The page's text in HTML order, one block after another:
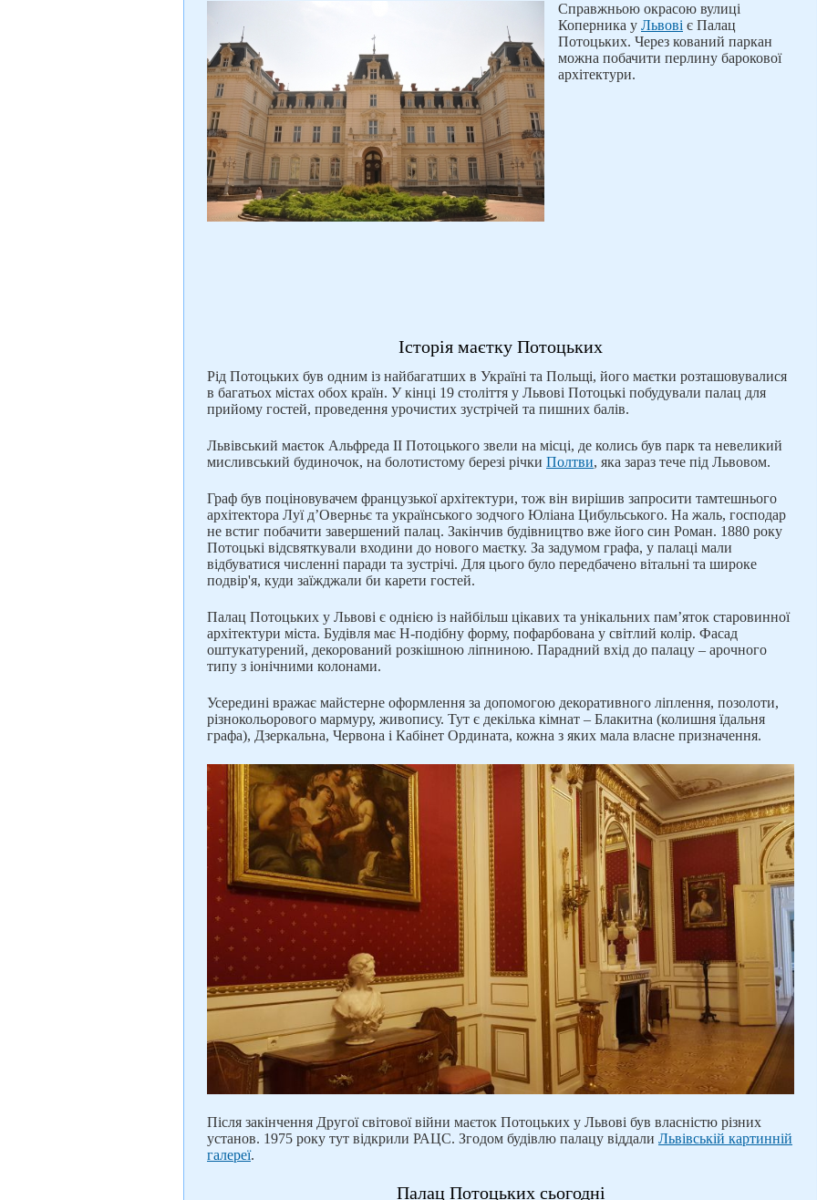
Справжньою окрасою вулиці
Коперника у Львові є Палац
Потоцьких. Через кований паркан
можна побачити перлину барокової
архітектури.
Історія маєтку Потоцьких
Рід Потоцьких був одним із найбагатших в Україні та Польщі, його маєтки розташовувалися
в багатьох містах обох країн. У кінці 19 століття у Львові Потоцькі побудували палац для
прийому гостей, проведення урочистих зустрічей та пишних балів.
Львівський маєток Альфреда ІІ Потоцького звели на місці, де колись був парк та невеликий
мисливський будиночок, на болотистому березі річки Полтви, яка зараз тече під Львовом.
Граф був поціновувачем французької архітектури, тож він вирішив запросити тамтешнього
архітектора Луї д’Оверньє та українського зодчого Юліана Цибульського. На жаль, господар
не встиг побачити завершений палац. Закінчив будівництво вже його син Роман. 1880 року
Потоцькі відсвяткували входини до нового маєтку. За задумом графа, у палаці мали
відбуватися численні паради та зустрічі. Для цього було передбачено вітальні та широке
подвір'я, куди заїжджали би карети гостей.
Палац Потоцьких у Львові є однією із найбільш цікавих та унікальних пам’яток старовинної
архітектури міста. Будівля має Н-подібну форму, пофарбована у світлий колір. Фасад
оштукатурений, декорований розкішною ліпниною. Парадний вхід до палацу – арочного
типу з іонічними колонами.
Усередині вражає майстерне оформлення за допомогою декоративного ліплення, позолоти,
різнокольорового мармуру, живопису. Тут є декілька кімнат – Блакитна (колишня їдальня
графа), Дзеркальна, Червона і Кабінет Ордината, кожна з яких мала власне призначення.
Після закінчення Другої світової війни маєток Потоцьких у Львові був власністю різних
установ. 1975 року тут відкрили РАЦС. Згодом будівлю палацу віддали Львівській картинній
галереї.
Палац Потоцьких сьогодні